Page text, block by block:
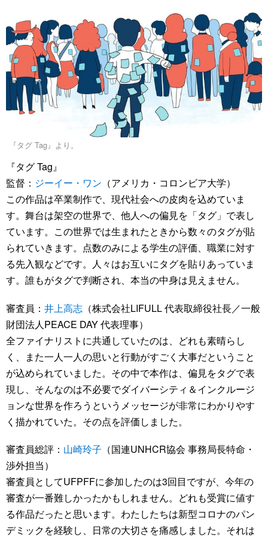
『タグ Tag』より。
『タグ Tag』
監督： ジーイー・ワン （アメリカ・コロンビア大学）
この作品は卒業制作で、現代社会への皮肉を込めていま
す。舞台は架空の世界で、他人への偏見を「タグ」で表し
ています。この世界では生まれたときから数々のタグが貼
られていきます。点数のみによる学生の評価、職業に対す
る先入観などです。人々はお互いにタグを貼りあっていま
す。誰もがタグで判断され、本当の中身は見えません。
審査員： 井上高志 （株式会社LIFULL 代表取締役社長／一般
財団法人PEACE DAY 代表理事）
全ファイナリストに共通していたのは、どれも素晴らし
く、また一人一人の思いと行動がすごく大事だということ
が込められていました。その中で本作は、偏見をタグで表
現し、そんなのは不必要でダイバーシティ＆インクルージ
ョンな世界を作ろうというメッセージが非常にわかりやす
く描かれていた。その点を評価しました。
審査員総評： 山崎玲子 （国連UNHCR協会 事務局長特命・
渉外担当）
審査員としてUFPFFに参加したのは3回目ですが、今年の
審査が一番難しかったかもしれません。どれも受賞に値す
る作品だったと思います。わたしたちは新型コロナのパン
デミックを経験し、日常の大切さを痛感しました。それは